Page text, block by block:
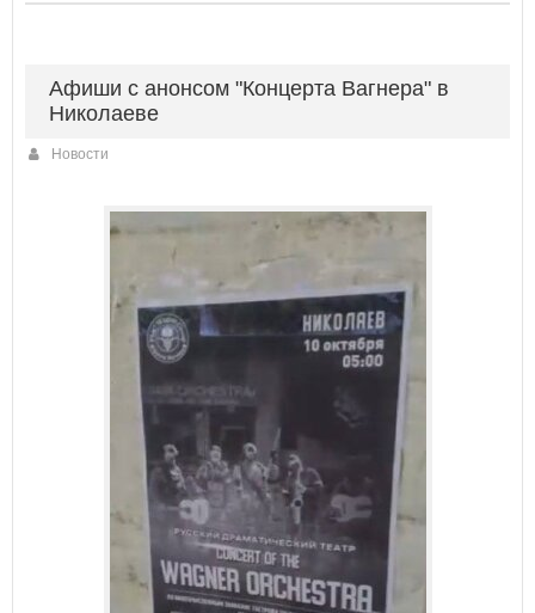
Афиши с анонсом "Концерта Вагнера" в
Николаеве
Новости